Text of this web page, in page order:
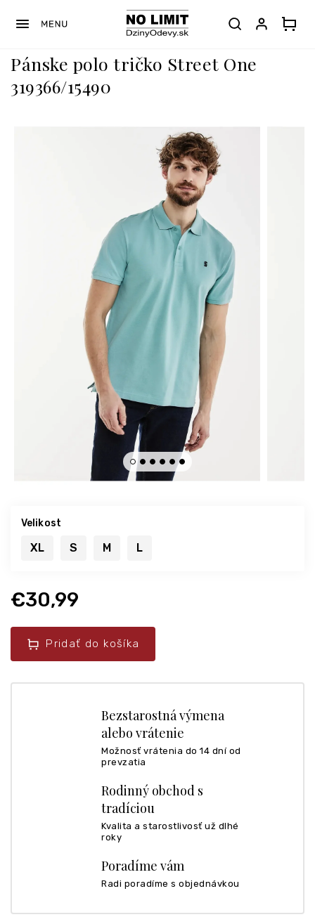
Pánske polo tričko Street One
319366/15490
€30,99
Pridať do košíka
Velikost
XL S M L
Bezstarostná výmena
alebo vrátenie
Možnosť vrátenia do 14 dní od
prevzatia
Rodinný obchod s
tradíciou
Kvalita a starostlivosť už dlhé
roky
Poradíme vám
Radi poradíme s objednávkou